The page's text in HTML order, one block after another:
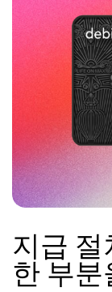
지급 절
한 부분